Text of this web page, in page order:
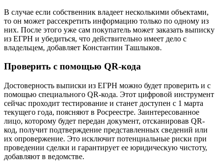
В случае если собственник владеет несколькими объектами,
то он может рассекретить информацию только по одному из
них. После этого уже сам покупатель может заказать выписку
из ЕГРН и убедиться, что действительно имеет дело с
владельцем, добавляет Константин Ташлыков.
Проверить с помощью QR-кода
Достоверность выписки из ЕГРН можно будет проверить и с
помощью специального QR-кода. Этот цифровой инструмент
сейчас проходит тестирование и станет доступен с 1 марта
текущего года, поясняют в Росреестре. Заинтересованное
лицо, которому будет передан документ, отсканировав QR-
код, получит подтверждение представленных сведений или
их опровержение. Это исключит потенциальные риски при
проведении сделки и гарантирует ее юридическую чистоту,
добавляют в ведомстве.